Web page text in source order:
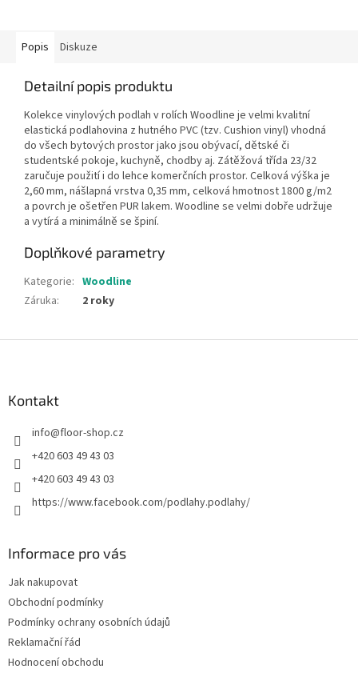
Popis Diskuze
Detailní popis produktu
Kolekce vinylových podlah v rolích Woodline je velmi kvalitní
elastická podlahovina z hutného PVC (tzv. Cushion vinyl) vhodná
do všech bytových prostor jako jsou obývací, dětské či
studentské pokoje, kuchyně, chodby aj. Zátěžová třída 23/32
zaručuje použití i do lehce komerčních prostor. Celková výška je
2,60 mm, nášlapná vrstva 0,35 mm, celková hmotnost 1800 g/m2
a povrch je ošetřen PUR lakem. Woodline se velmi dobře udržuje
a vytírá a minimálně se špiní.
Doplňkové parametry
Kategorie: Woodline
Záruka: 2 roky
Kontakt
info@floor-shop.cz
+420 603 49 43 03
+420 603 49 43 03
https://www.facebook.com/podlahy.podlahy/
Informace pro vás
Jak nakupovat
Obchodní podmínky
Podmínky ochrany osobních údajů
Reklamační řád
Hodnocení obchodu